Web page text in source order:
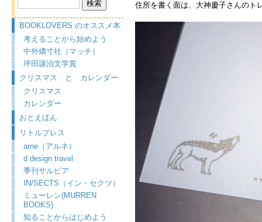
BOOKLOVERS のオススメ本
考えることから始めよう
中外燐寸社（マッチ）
坪田譲治文学賞
クリスマス と カレンダー
クリスマス
カレンダー
おとえほん
リトルプレス
arne（アルネ）
d design travel
季刊サルビア
IN/SECTS（イン・セクツ）
ミューレン(MURREN
BOOKS)
知ることからはじめよう
住所を書く面は、大神慶子さんのト